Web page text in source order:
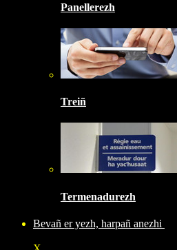
Panellerezh
Treiñ
Termenadurezh
Bevañ er yezh, harpañ anezhi